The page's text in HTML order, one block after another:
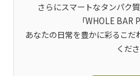
さらにスマートなタンパク
「WHOLE BAR
あなたの日常を豊かに彩るこ
くださ